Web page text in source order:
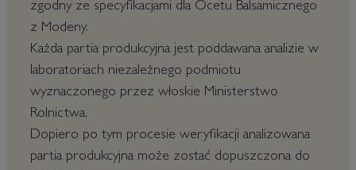
zgodny ze specyfikacjami dla Ocetu Balsamicznego
z Modeny.
Każda partia produkcyjna jest poddawana analizie w
laboratoriach niezależnego podmiotu
wyznaczonego przez włoskie Ministerstwo
Rolnictwa.
Dopiero po tym procesie weryfikacji analizowana
partia produkcyjna może zostać dopuszczona do